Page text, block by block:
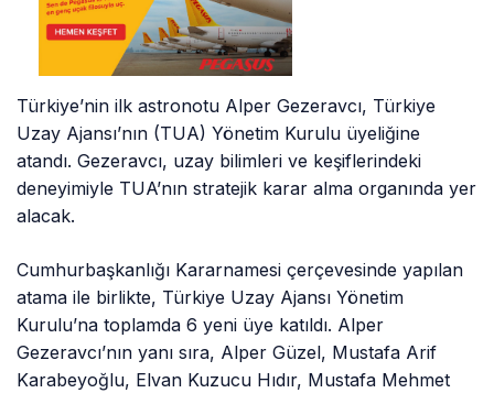
Türkiye’nin ilk astronotu Alper Gezeravcı, Türkiye
Uzay Ajansı’nın (TUA) Yönetim Kurulu üyeliğine
atandı. Gezeravcı, uzay bilimleri ve keşiflerindeki
deneyimiyle TUA’nın stratejik karar alma organında yer
alacak.
Cumhurbaşkanlığı Kararnamesi çerçevesinde yapılan
atama ile birlikte, Türkiye Uzay Ajansı Yönetim
Kurulu’na toplamda 6 yeni üye katıldı. Alper
Gezeravcı’nın yanı sıra, Alper Güzel, Mustafa Arif
Karabeyoğlu, Elvan Kuzucu Hıdır, Mustafa Mehmet